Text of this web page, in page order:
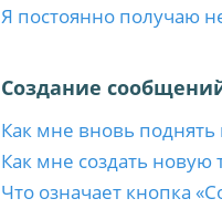
Я постоянно получаю
Создание
Как мне вновь
Как мне создать
Что означает кнопка